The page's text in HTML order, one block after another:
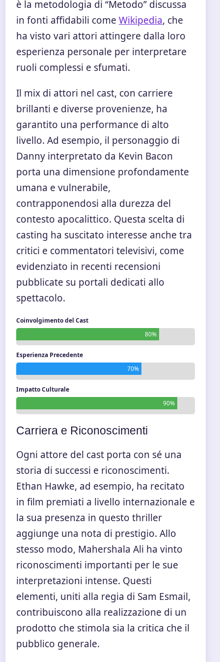
è la metodologia di “Metodo” discussa
in fonti affidabili come Wikipedia, che
ha visto vari attori attingere dalla loro
esperienza personale per interpretare
ruoli complessi e sfumati.
Il mix di attori nel cast, con carriere
brillanti e diverse provenienze, ha
garantito una performance di alto
livello. Ad esempio, il personaggio di
Danny interpretato da Kevin Bacon
porta una dimensione profondamente
umana e vulnerabile,
contrapponendosi alla durezza del
contesto apocalittico. Questa scelta di
casting ha suscitato interesse anche tra
critici e commentatori televisivi, come
evidenziato in recenti recensioni
pubblicate su portali dedicati allo
spettacolo.
Coinvolgimento del Cast
80%
Esperienza Precedente
70%
Impatto Culturale
90%
Carriera e Riconoscimenti
Ogni attore del cast porta con sé una
storia di successi e riconoscimenti.
Ethan Hawke, ad esempio, ha recitato
in film premiati a livello internazionale e
la sua presenza in questo thriller
aggiunge una nota di prestigio. Allo
stesso modo, Mahershala Ali ha vinto
riconoscimenti importanti per le sue
interpretazioni intense. Questi
elementi, uniti alla regia di Sam Esmail,
contribuiscono alla realizzazione di un
prodotto che stimola sia la critica che il
pubblico generale.